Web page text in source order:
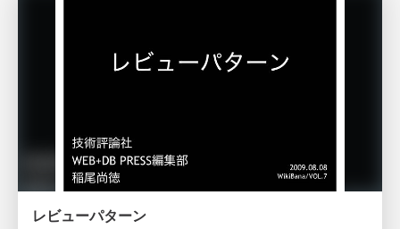
レビューパターン